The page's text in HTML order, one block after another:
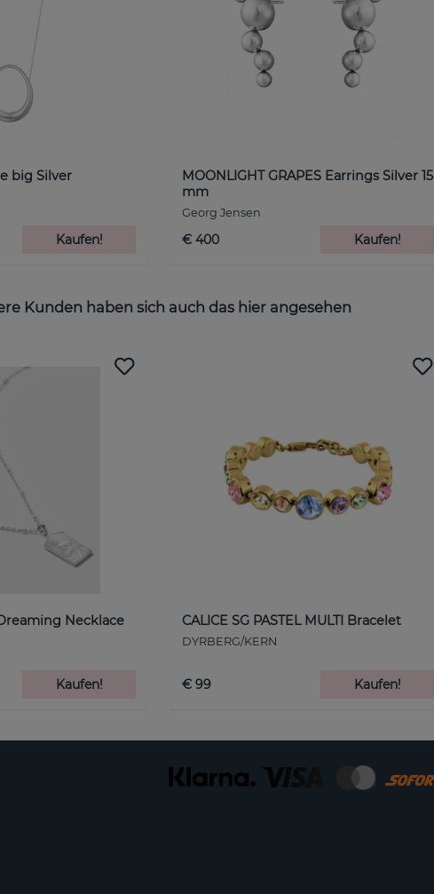
big Silver
Kaufen!
MOONLIGHT GRAPES Earrings Silver 15
mm
Georg Jensen
€ 400 Kaufen!
Kunden haben sich auch das hier angesehen
Necklace
Kaufen!
CALICE SG PASTEL MULTI Bracelet
DYRBERG/KERN
€ 99 Kaufen!